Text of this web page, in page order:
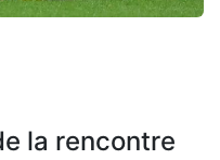
la rencontre